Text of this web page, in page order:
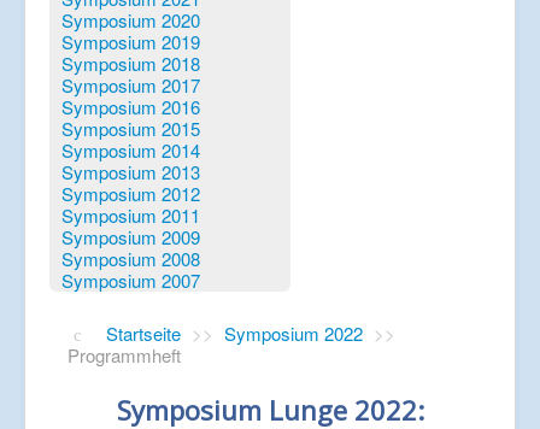
Symposium 2020
Symposium 2019
Symposium 2018
Symposium 2017
Symposium 2016
Symposium 2015
Symposium 2014
Symposium 2013
Symposium 2012
Symposium 2011
Symposium 2009
Symposium 2008
Symposium 2007
Startseite >> Symposium 2022 >>
Programmheft
Symposium Lunge 2022: